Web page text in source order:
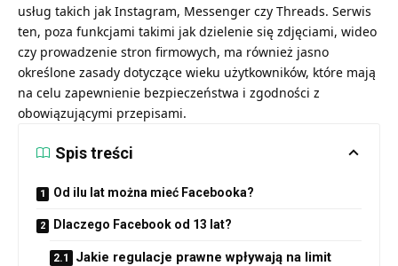
usług takich jak Instagram, Messenger czy Threads. Serwis
ten, poza funkcjami takimi jak dzielenie się zdjęciami, wideo
czy prowadzenie stron firmowych, ma również jasno
określone zasady dotyczące wieku użytkowników, które mają
na celu zapewnienie bezpieczeństwa i zgodności z
obowiązującymi przepisami.
Spis treści
Od ilu lat można mieć Facebooka?
Dlaczego Facebook od 13 lat?
Jakie regulacje prawne wpływają na limit